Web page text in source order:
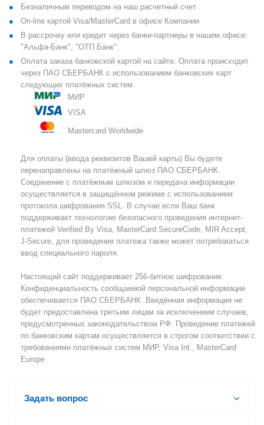
Безналичным переводом на наш расчетный счет
On-line картой Visa/MasterCard в офисе Компании
В рассрочку или кредит через банки-партнеры в нашем офисе:
"Альфа-Банк", "ОТП Банк".
Оплата заказа банковской картой на сайте. Оплата происходит
через ПАО СБЕРБАНК с использованием банковских карт
следующих платёжных систем:
МИР
VISA
Mastercard Worldwide
Для оплаты (ввода реквизитов Вашей карты) Вы будете
перенаправлены на платёжный шлюз ПАО СБЕРБАНК.
Соединение с платёжным шлюзом и передача информации
осуществляется в защищённом режиме с использованием
протокола шифрования SSL. В случае если Ваш банк
поддерживает технологию безопасного проведения интернет-
платежей Verified By Visa, MasterCard SecureCode, MIR Accept,
J-Secure, для проведения платежа также может потребоваться
ввод специального пароля.
Настоящий сайт поддерживает 256-битное шифрование.
Конфиденциальность сообщаемой персональной информации
обеспечивается ПАО СБЕРБАНК. Введённая информация не
будет предоставлена третьим лицам за исключением случаев,
предусмотренных законодательством РФ. Проведение платежей
по банковским картам осуществляется в строгом соответствии с
требованиями платёжных систем МИР, Visa Int., MasterCard
Europe
Задать вопрос